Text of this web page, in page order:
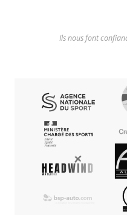
Ils nous font